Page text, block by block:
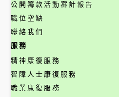
公開籌款活動審計報告
職位空缺
聯絡我們
服務
精神康復服務
智障人士康復服務
職業康復服務